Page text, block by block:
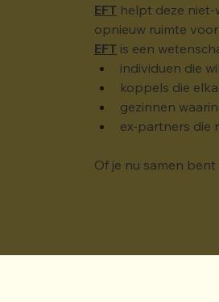
EFT helpt deze
opnieuw ruimte
EFT is een
individuen die
koppels die
gezinnen
ex-partners die
Of je nu samen bent